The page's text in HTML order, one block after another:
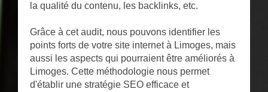
la qualité du contenu, les backlinks, etc.
Grâce à cet audit, nous pouvons identifier les
points forts de votre site internet à Limoges, mais
aussi les aspects qui pourraient être améliorés à
Limoges. Cette méthodologie nous permet
d'établir une stratégie SEO efficace et